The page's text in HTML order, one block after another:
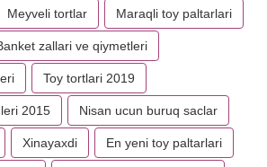
Meyveli tortlar Maraqli toy paltarlari
zallari ve qiymetleri
Toy tortlari 2019
2015 Nisan ucun buruq saclar
Xinayaxdi En yeni toy paltarlari